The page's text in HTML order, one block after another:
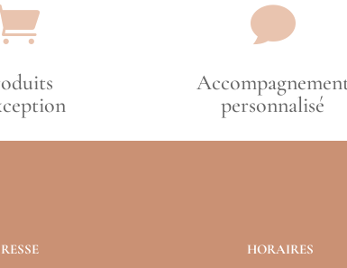
 
personnalisé
HORAIRES